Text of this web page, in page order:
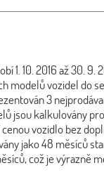
1. 10. 2016 až 30.
modelů vozidel do
3
jsou kalkulovány
vozidlo bez
jako 48 měsíců
což je výrazně